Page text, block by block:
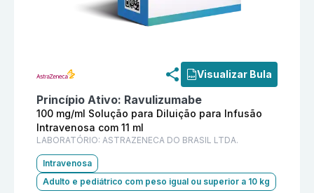
Visualizar Bula
Princípio Ativo: Ravulizumabe
100 mg/ml Solução para Diluição para Infusão
Intravenosa com 11 ml
LABORATÓRIO: ASTRAZENECA DO BRASIL LTDA.
Intravenosa
Adulto e pediátrico com peso igual ou superior a 10 kg